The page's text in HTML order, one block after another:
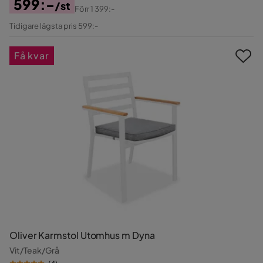
Pris
599:-/st
Original
Förr1 399:-
Tidigare lägsta pris 599:-
Oliver Karmstol Utomhus m Dyna
Vit/Teak/Grå
Få kvar